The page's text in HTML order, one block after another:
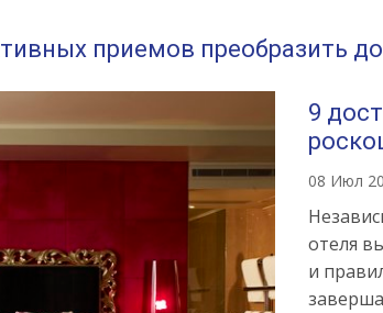
приемов преобразить
9
08 Июл
отеля
и